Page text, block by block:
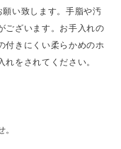
い致します。手脂や汚
ございます。お手入れの
付きにくい柔らかめのホ
をされてください。